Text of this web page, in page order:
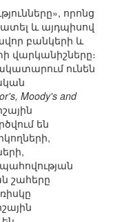
որոնց
և այդպիսով
բանկերի և
վարկանիշները։
ունեն
Moody's and
են
շահերը